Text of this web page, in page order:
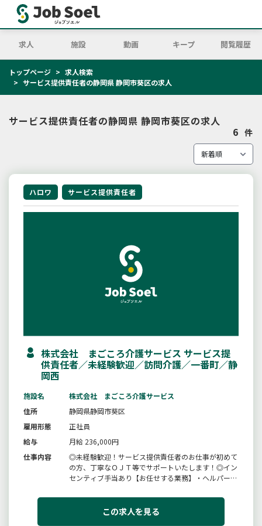
求人 施設 動画 キープ 閲覧履歴
トップページ
求人検索
サービス提供責任者の静岡県 静岡市葵区の求人
サービス提供責任者の静岡県 静岡市葵区の求人
6 件
ハロワ サービス提供責任者
株式会社 まごころ介護サービス サービス提
供責任者／未経験歓迎／訪問介護／一番町／静
岡西
施設名
株式会社 まごころ介護サービス
住所
静岡県静岡市葵区
雇用形態
正社員
給与
月給 236,000円
仕事内容
◎未経験歓迎！サービス提供責任者のお仕事が初めて
の方、丁寧なＯＪＴ等でサポートいたします！◎イン
センティブ手当あり【お任せする業務】・ヘルパーさ
族様、ケアマネジャーとの連携や調整・お客様宅での
サービス提供業務＊業務には自家用車（原付可）を使
この求人を見る